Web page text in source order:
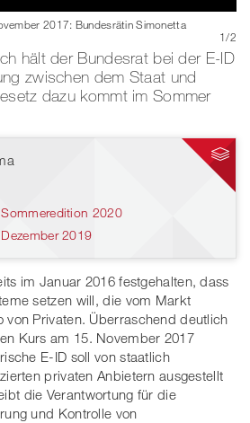
2017: Bundesrätin Simonetta
Images
1/2
hält der Bundesrat bei der E-ID
zwischen dem Staat und
dazu kommt im Sommer
2020
2019
im Januar 2016 festgehalten, dass
setzen will, die vom Markt
von Privaten. Überraschend deutlich
Kurs am 15. November 2017
E-ID soll von staatlich
privaten Anbietern ausgestellt
die Verantwortung für die
und Kontrolle von